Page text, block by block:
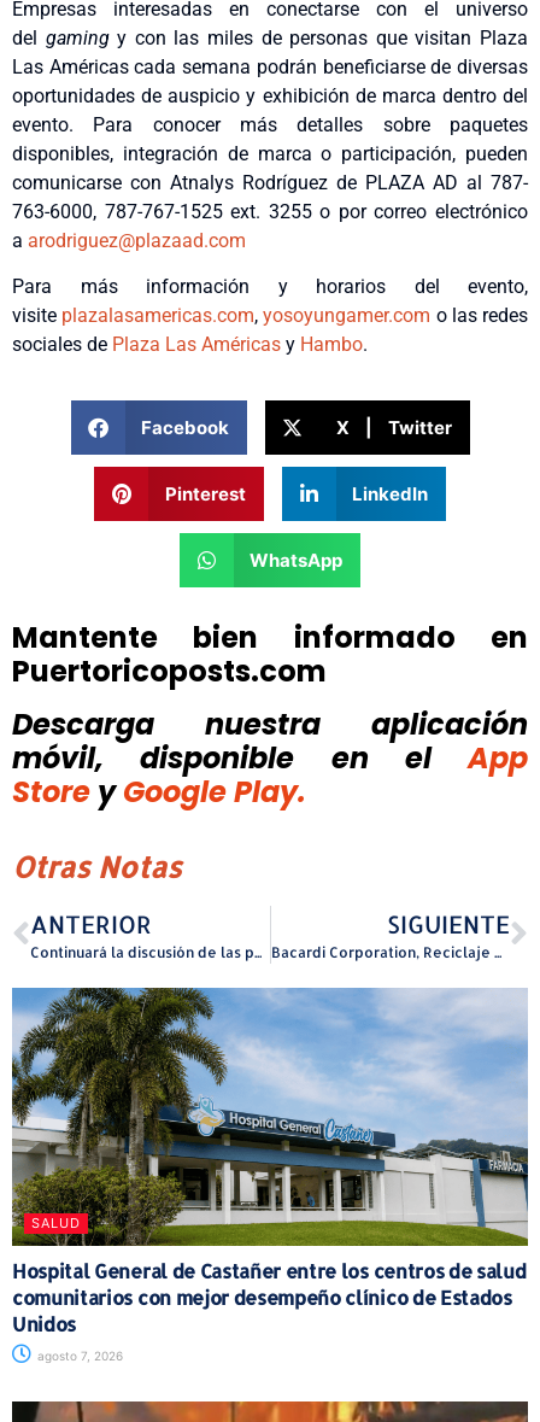
Empresas interesadas en conectarse con el universo
del gamingy con las miles de personas que visitan Plaza
Las Américas cada semana podrán beneficiarse de diversas
oportunidades de auspicio y exhibición de marca dentro del
evento. Para conocer más detalles sobre paquetes
disponibles, integración de marca o participación, pueden
comunicarse con Atnalys Rodríguez de PLAZA AD al 787-
763-6000, 787-767-1525 ext. 3255 o por correo electrónico
a arodriguez@plazaad.com
Para más información y horarios del evento,
visite plazalasamericas.com,yosoyungamer.com o las redes
sociales de Plaza Las Américas y Hambo.
Facebook X | Twitter
Pinterest LinkedIn
WhatsApp
Mantente bien informado en
Puertoricoposts.com
Descarga nuestra aplicación
móvil, disponible
en el
App
Store y Google Play.
Otras Notas
ANTERIOR
Continuará la discusión de las partidas del presupuesto del DSP
SIGUIENTE
Bacardi Corporation, Reciclaje del Norte y el Municipio de Cataño lanzan innovador programa de reciclaje de vidrio en la Bahía
SALUD
Hospital General de Castañer entre los centros de salud
comunitarios con mejor desempeño clínico de Estados
Unidos
agosto 7, 2026